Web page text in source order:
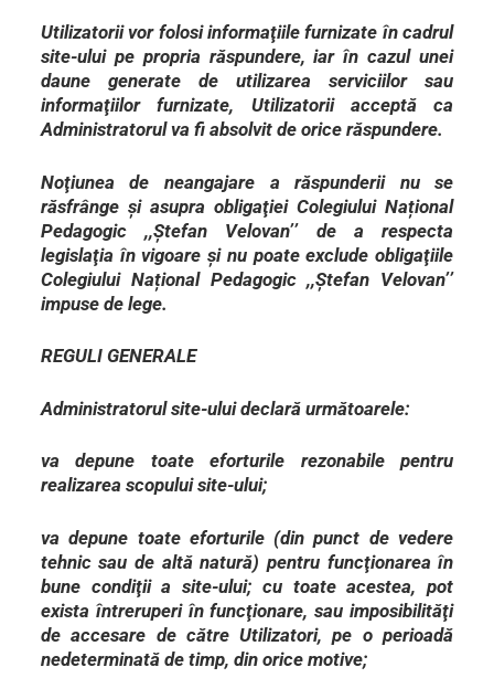
Utilizatorii vor folosi informaţiile furnizate în cadrul
site-ului pe propria răspundere, iar în cazul unei
daune generate de utilizarea serviciilor sau
informaţiilor furnizate, Utilizatorii acceptă ca
Administratorul va fi absolvit de orice răspundere.
Noţiunea de neangajare a răspunderii nu se
răsfrânge şi asupra obligaţiei Colegiului Național
Pedagogic ,,Ștefan Velovan’’ de a respecta
legislaţia în vigoare şi nu poate exclude obligaţiile
Colegiului Național Pedagogic ,,Ștefan Velovan’’
impuse de lege.
REGULI GENERALE
Administratorul site-ului declară următoarele:
va depune toate eforturile rezonabile pentru
realizarea scopului site-ului;
va depune toate eforturile (din punct de vedere
tehnic sau de altă natură) pentru funcţionarea în
bune condiţii a site-ului; cu toate acestea, pot
exista întreruperi în funcţionare, sau imposibilităţi
de accesare de către Utilizatori, pe o perioadă
nedeterminată de timp, din orice motive;